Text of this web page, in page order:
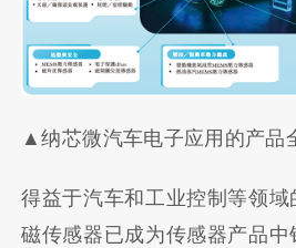
▲纳芯微汽车电子应用的产品
得益于汽车和工业控制等领域
磁传感器已成为传感器产品